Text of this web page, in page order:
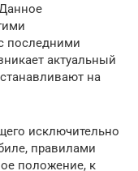
последними
актуальный
на
исключительно
правилами
положение, к